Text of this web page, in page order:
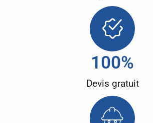
Devis gratuit
100%